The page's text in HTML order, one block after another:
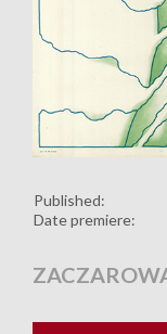
Published:
Date premiere: